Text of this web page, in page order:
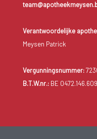
Verantwoordelijke
Meysen Patrick
Vergunningsnummer:
B.T.W.nr.:BE 0472.146.609